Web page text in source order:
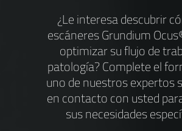
¿Le interesa descubrir
escáneres Grundium
optimizar su flujo de
patología? Complete el
uno de nuestros expertos
en contacto con usted
sus necesidades